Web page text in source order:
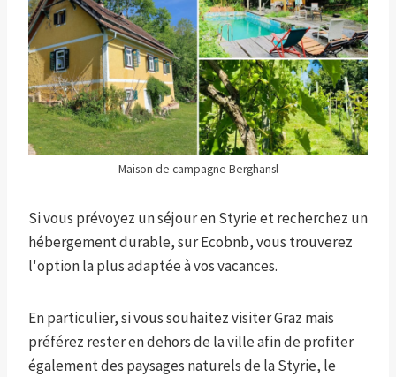
Maison de campagne Berghansl
Si vous prévoyez un séjour en Styrie et recherchez un
hébergement durable, sur Ecobnb, vous trouverez
l'option la plus adaptée à vos vacances.
En particulier, si vous souhaitez visiter Graz mais
préférez rester en dehors de la ville afin de profiter
également des paysages naturels de la Styrie, le